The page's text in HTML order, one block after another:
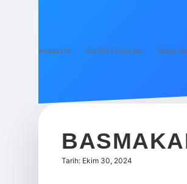
Anasayfa Gizlilik Politikası Yasal
Tarih: Ekim 30, 2024